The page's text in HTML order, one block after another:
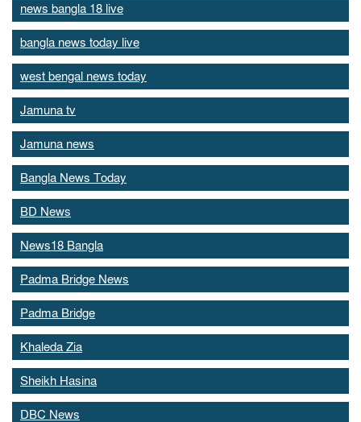
news bangla 18 live
bangla news today live
west bengal news today
Jamuna tv
Jamuna news
Bangla News Today
BD News
News18 Bangla
Padma Bridge News
Padma Bridge
Khaleda Zia
Sheikh Hasina
DBC News